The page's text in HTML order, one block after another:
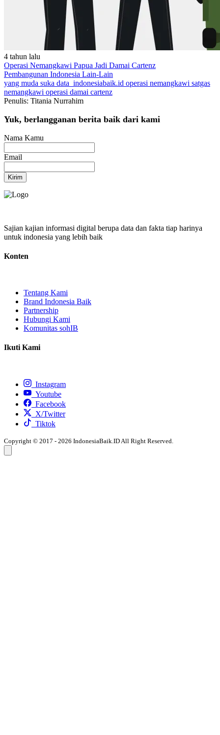
4 tahun lalu
Operasi Nemangkawi Papua Jadi Damai Cartenz
Pembangunan Indonesia Lain-Lain
yang muda suka data indonesiabaik.id operasi nemangkawi satgas
nemangkawi operasi damai cartenz
Penulis: Titania Nurrahim
Yuk, berlangganan berita baik dari kami
Nama Kamu
Email
Kirim
Sajian kajian informasi digital berupa data dan fakta tiap harinya
untuk indonesia yang lebih baik
Konten
Tentang Kami
Brand Indonesia Baik
Partnership
Hubungi Kami
Komunitas sohIB
Ikuti Kami
Instagram
Youtube
Facebook
X/Twitter
Tiktok
Copyright © 2017 - 2026 IndonesiaBaik.ID All Right Reserved.